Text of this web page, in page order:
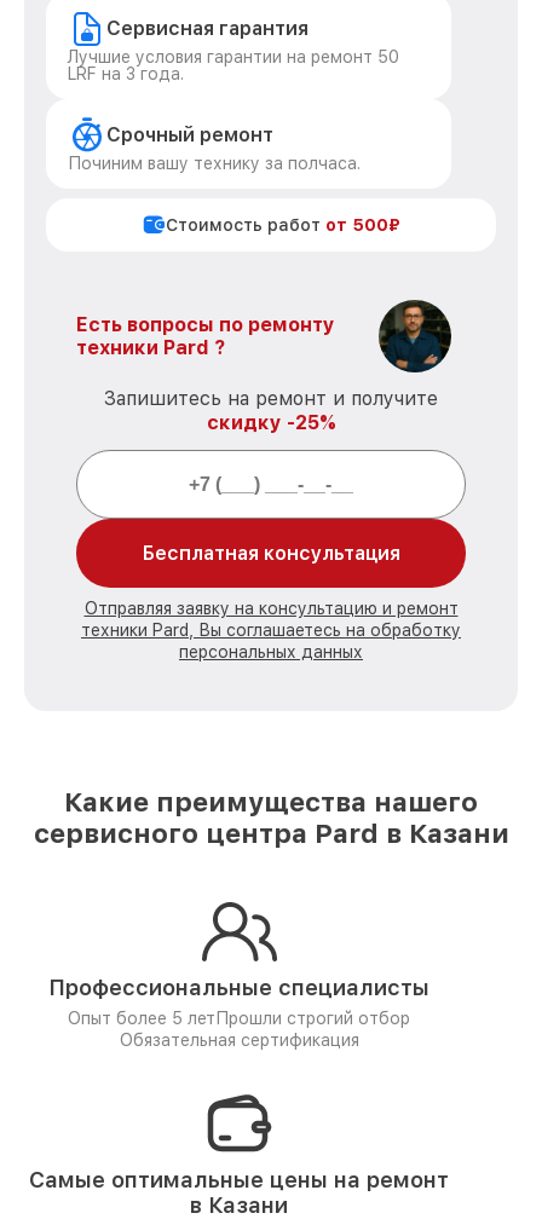
Сервисная гарантия
Лучшие условия гарантии на ремонт 50
LRF на 3 года.
Срочный ремонт
Починим вашу технику за полчаса.
Стоимость работ от 500₽
Есть вопросы по ремонту
техники Pard ?
Запишитесь на ремонт и получите
скидку -25%
Бесплатная консультация
Отправляя заявку на консультацию и ремонт
техники Pard, Вы соглашаетесь на обработку
персональных данных
Какие преимущества нашего
сервисного центра Pard в Казани
Профессиональные специалисты
Опыт более 5 лет Прошли строгий отбор
Обязательная сертификация
Самые оптимальные цены на ремонт
в Казани